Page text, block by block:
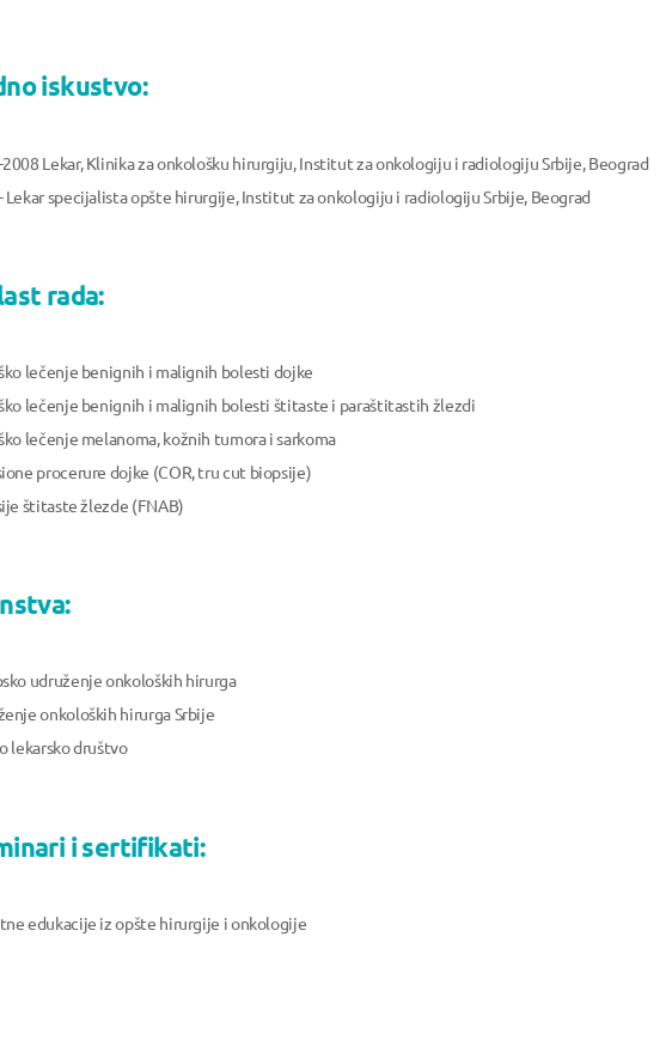
iskustvo:
Lekar, Klinika za onkološku hirurgiju, Institut za onkologiju i radiologiju Srbije, Beograd
Lekar specijalista opšte hirurgije, Institut za onkologiju i radiologiju Srbije, Beograd
rada:
lečenje benignih i malignih bolesti dojke
lečenje benignih i malignih bolesti štitaste i paraštitastih žlezdi
lečenje melanoma, kožnih tumora i sarkoma
procerure dojke (COR, tru cut biopsije)
štitaste žlezde (FNAB)
udruženje onkoloških hirurga
onkoloških hirurga Srbije
lekarsko društvo
i sertifikati:
edukacije iz opšte hirurgije i onkologije